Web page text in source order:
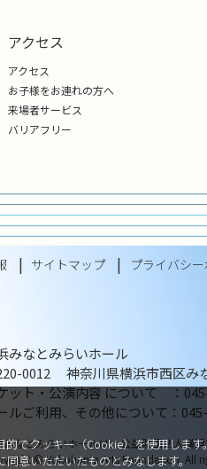
でクッキー（Cookie）を使用します
同意いただいたものとみなします。
アクセス
アクセス
お子様をお連れの方へ
来場者サービス
バリアフリー
サイトマップ プライバシ
みなとみらいホール
0012 神奈川県横浜市西区み
ット・公演内容 について ：
ルご利用、その他について：
みなとみらいホールは、公益財団法人横
© Yokohama Arts Foundation. All